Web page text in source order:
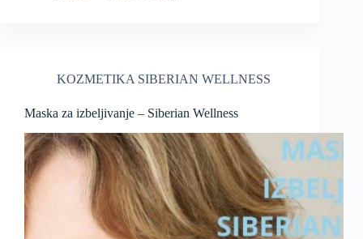
KOZMETIKA SIBERIAN WELLNESS
Maska za izbeljivanje – Siberian Wellness